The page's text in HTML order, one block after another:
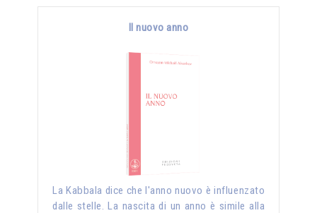
Il nuovo anno
La Kabbala dice che l'anno nuovo è influenzato
dalle stelle. La nascita di un anno è simile alla